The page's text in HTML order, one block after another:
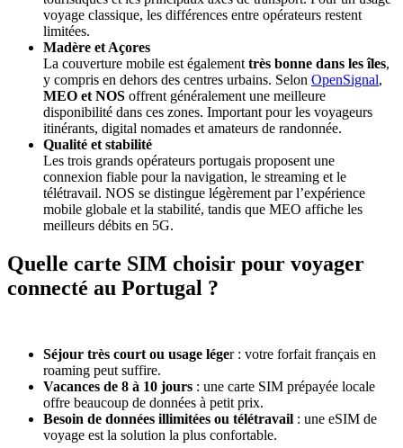
voyage classique, les différences entre opérateurs restent
limitées.
Madère et Açores
La couverture mobile est également très bonne dans les îles,
y compris en dehors des centres urbains. Selon OpenSignal,
MEO et NOS offrent généralement une meilleure
disponibilité dans ces zones. Important pour les voyageurs
itinérants, digital nomades et amateurs de randonnée.
Qualité et stabilité
Les trois grands opérateurs portugais proposent une
connexion fiable pour la navigation, le streaming et le
télétravail. NOS se distingue légèrement par l’expérience
mobile globale et la stabilité, tandis que MEO affiche les
meilleurs débits en 5G.
Quelle carte SIM choisir pour voyager
connecté au Portugal ?
Séjour très court ou usage léger : votre forfait français en
roaming peut suffire.
Vacances de 8 à 10 jours : une carte SIM prépayée locale
offre beaucoup de données à petit prix.
Besoin de données illimitées ou télétravail : une eSIM de
voyage est la solution la plus confortable.